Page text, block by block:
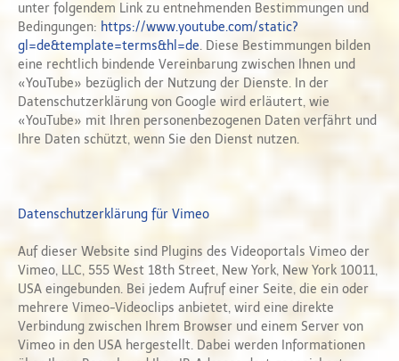
unter folgendem Link zu entnehmenden Bestimmungen und
Bedingungen: https://www.youtube.com/static?
gl=de&template=terms&hl=de. Diese Bestimmungen bilden
eine rechtlich bindende Vereinbarung zwischen Ihnen und
«YouTube» bezüglich der Nutzung der Dienste. In der
Datenschutzerklärung von Google wird erläutert, wie
«YouTube» mit Ihren personenbezogenen Daten verfährt und
Ihre Daten schützt, wenn Sie den Dienst nutzen.
Datenschutzerklärung für Vimeo
Auf dieser Website sind Plugins des Videoportals Vimeo der
Vimeo, LLC, 555 West 18th Street, New York, New York 10011,
USA eingebunden. Bei jedem Aufruf einer Seite, die ein oder
mehrere Vimeo-Videoclips anbietet, wird eine direkte
Verbindung zwischen Ihrem Browser und einem Server von
Vimeo in den USA hergestellt. Dabei werden Informationen